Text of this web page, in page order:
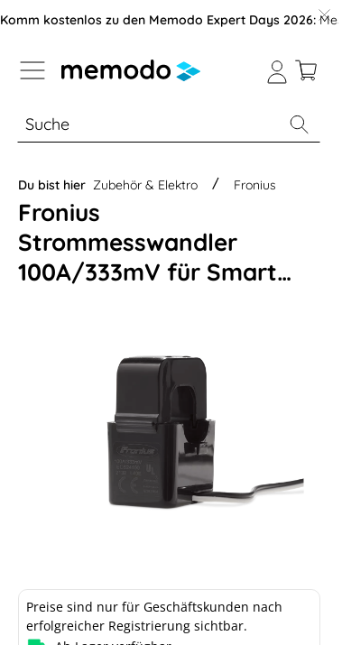
der B2B-Plattform springen
Komm kostenlos zu den Memodo Expert Days 2026:
% Sale Module Wechselrichter
Du bist hier Zubehör & Elektro Fronius
Fronius
Strommesswandler
100A/333mV für Smart
Preise sind nur für Geschäftskunden nach
erfolgreicher Registrierung sichtbar.